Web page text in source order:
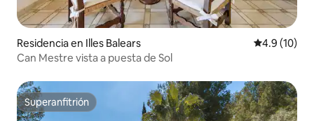
Residencia en Illes Balears Calificación
4.9 (10)
Can Mestre vista a puesta de Sol
Superanfitrión
Superanfitrión